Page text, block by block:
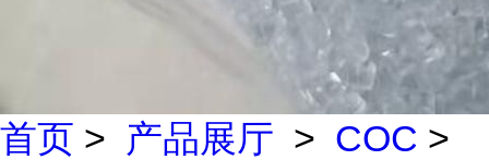
首页 > 产品展厅 > COC >